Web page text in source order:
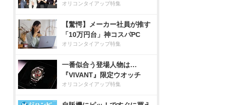
オリコンタイアップ特集
【驚愕】メーカー社員が推す
「10万円台」神コスパPC
オリコンタイアップ特集
一番似合う登場人物は…
『VIVANT』限定ウオッチ
オリコンタイアップ特集